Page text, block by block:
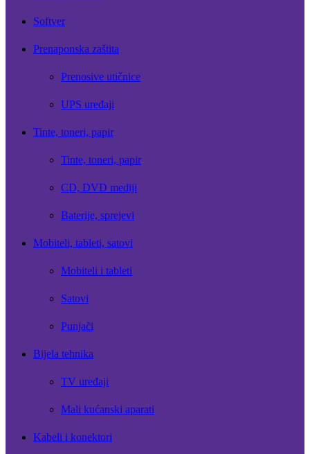
Softver
Prenaponska zaštita
Prenosive utičnice
UPS uređaji
Tinte, toneri, papir
Tinte, toneri, papir
CD, DVD mediji
Baterije, sprejevi
Mobiteli, tableti, satovi
Mobiteli i tableti
Satovi
Punjači
Bijela tehnika
TV uređaji
Mali kućanski aparati
Kabeli i konektori